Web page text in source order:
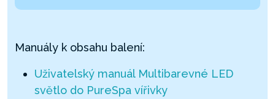
Manuály k obsahu balení:
Uživatelský manuál Multibarevné LED
světlo do PureSpa vířivky